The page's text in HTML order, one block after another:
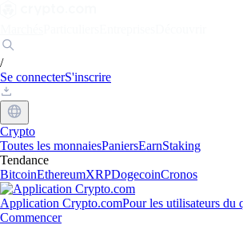
/
Se connecterS'inscrire
Crypto
Toutes les monnaiesPaniersEarnStaking
Tendance
BitcoinEthereumXRPDogecoinCronos
Application Crypto.comPour les utilisateurs du
Commencer